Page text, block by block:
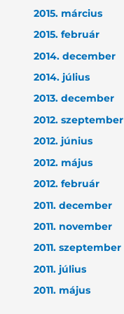
2015. március
2015. február
2014. december
2014. július
2013. december
2012. szeptember
2012. június
2012. május
2012. február
2011. december
2011. november
2011. szeptember
2011. július
2011. május